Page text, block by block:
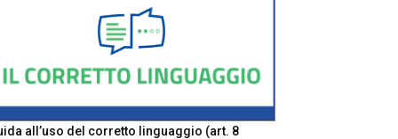
all’uso del corretto linguaggio (art. 8